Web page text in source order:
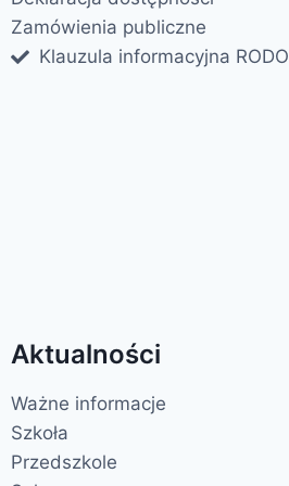
Zamówienia publiczne
Klauzula informacyjna RODO
Aktualności
Ważne informacje
Szkoła
Przedszkole